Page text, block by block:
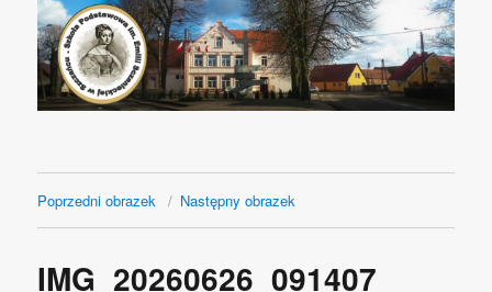
Poprzedni obrazek Następny obrazek
IMG_20260626_091407